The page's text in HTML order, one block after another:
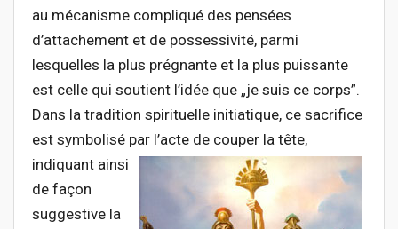
au mécanisme compliqué des pensées
d’attachement et de possessivité, parmi
lesquelles la plus prégnante et la plus puissante
est celle qui soutient l’idée que „je suis ce corps”.
Dans la tradition spirituelle initiatique, ce sacrifice
est symbolisé par l’acte de couper la tête,
indiquant ainsi
de façon
suggestive la